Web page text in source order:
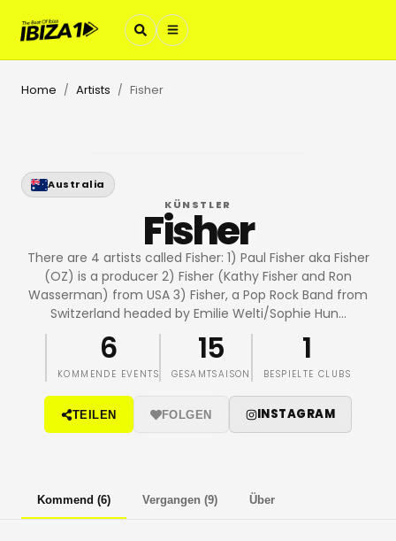
Home / Artists / Fisher
Australia
KÜNSTLER
Fisher
There are 4 artists called Fisher: 1) Paul Fisher aka Fisher
(OZ) is a producer 2) Fisher (Kathy Fisher and Ron
Wasserman) from USA 3) Fisher, a Pop Rock Band from
Switzerland headed by Emilie Welti/Sophie Hun…
6
KOMMENDE EVENTS
15
GESAMTSAISON
1
BESPIELTE CLUBS
TEILEN FOLGEN INSTAGRAM
Kommend (6) Vergangen (9) Über